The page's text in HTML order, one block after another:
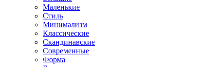
Маленькие
Стиль
Минимализм
Классические
Скандинавские
Современные
Форма